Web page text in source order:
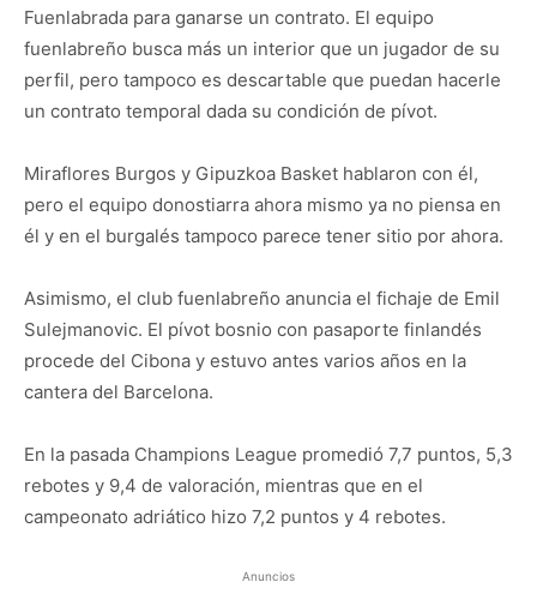
Fuenlabrada para ganarse un contrato. El equipo
fuenlabreño busca más un interior que un jugador de su
perfil, pero tampoco es descartable que puedan hacerle
un contrato temporal dada su condición de pívot.
Miraflores Burgos y Gipuzkoa Basket hablaron con él,
pero el equipo donostiarra ahora mismo ya no piensa en
él y en el burgalés tampoco parece tener sitio por ahora.
Asimismo, el club fuenlabreño anuncia el fichaje de Emil
Sulejmanovic. El pívot bosnio con pasaporte finlandés
procede del Cibona y estuvo antes varios años en la
cantera del Barcelona.
En la pasada Champions League promedió 7,7 puntos, 5,3
rebotes y 9,4 de valoración, mientras que en el
campeonato adriático hizo 7,2 puntos y 4 rebotes.
Anuncios